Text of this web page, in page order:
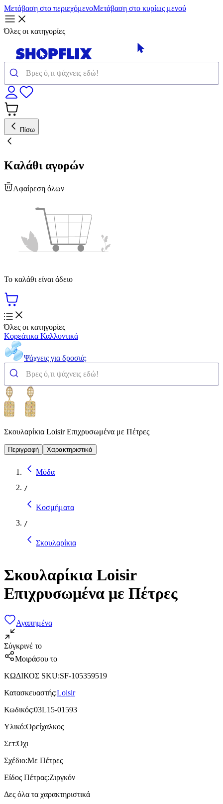
Μετάβαση στο περιεχόμενοΜετάβαση στο κυρίως μενού
Όλες οι κατηγορίες
Πίσω
Καλάθι αγορών
Αφαίρεση όλων
Το καλάθι είναι άδειο
Όλες οι κατηγορίες
Κορεάτικα Καλλυντικά
Ψάχνεις για δροσιά;
Σκουλαρίκια Loisir Επιχρυσωμένα με Πέτρες
Περιγραφή Χαρακτηριστικά
Μόδα
/
Κοσμήματα
/
Σκουλαρίκια
Σκουλαρίκια Loisir
Επιχρυσωμένα με Πέτρες
Αγαπημένα
Σύγκρινέ το
Μοιράσου το
ΚΩΔΙΚΟΣ SKU:SF-105359519
Κατασκευαστής:Loisir
Κωδικός:03L15-01593
Υλικό:Ορείχαλκος
Σετ:Όχι
Σχέδιο:Με Πέτρες
Είδος Πέτρας:Ζιργκόν
Δες όλα τα χαρακτηριστικά